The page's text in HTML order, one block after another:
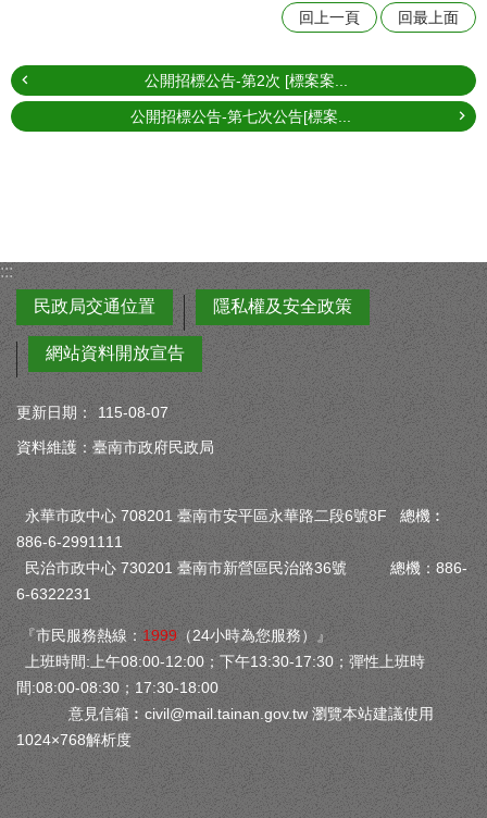
回上一頁 回最上面
公開招標公告-第2次 [標案案...
公開招標公告-第七次公告[標案...
:::
民政局交通位置
隱私權及安全政策
網站資料開放宣告
更新日期：
115-08-07
資料維護：臺南市政府民政局
永華市政中心 708201 臺南市安平區永華路二段6號8F 總機︰
886-6-2991111
民治市政中心 730201 臺南市新營區民治路36號 總機：886-
6-6322231
『市民服務熱線： 1999 （24小時為您服務）』
上班時間:上午08:00-12:00；下午13:30-17:30；彈性上班時
間:08:00-08:30；17:30-18:00
意見信箱︰ civil@mail.tainan.gov.tw 瀏覽本站建議使用
1024×768解析度